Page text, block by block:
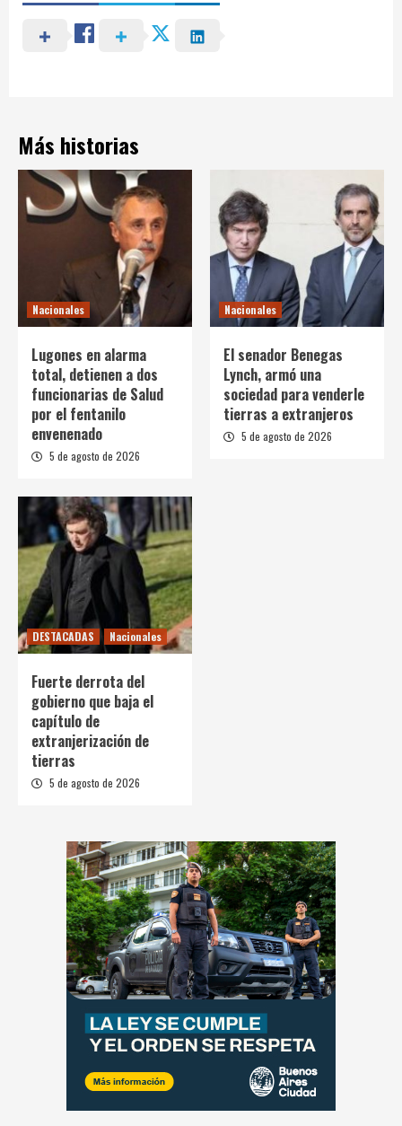
Más historias
Nacionales
Lugones en alarma
total, detienen a dos
funcionarias de Salud
por el fentanilo
envenenado
5 de agosto de 2026
Nacionales
El senador Benegas
Lynch, armó una
sociedad para venderle
tierras a extranjeros
5 de agosto de 2026
DESTACADAS Nacionales
Fuerte derrota del
gobierno que baja el
capítulo de
extranjerización de
tierras
5 de agosto de 2026